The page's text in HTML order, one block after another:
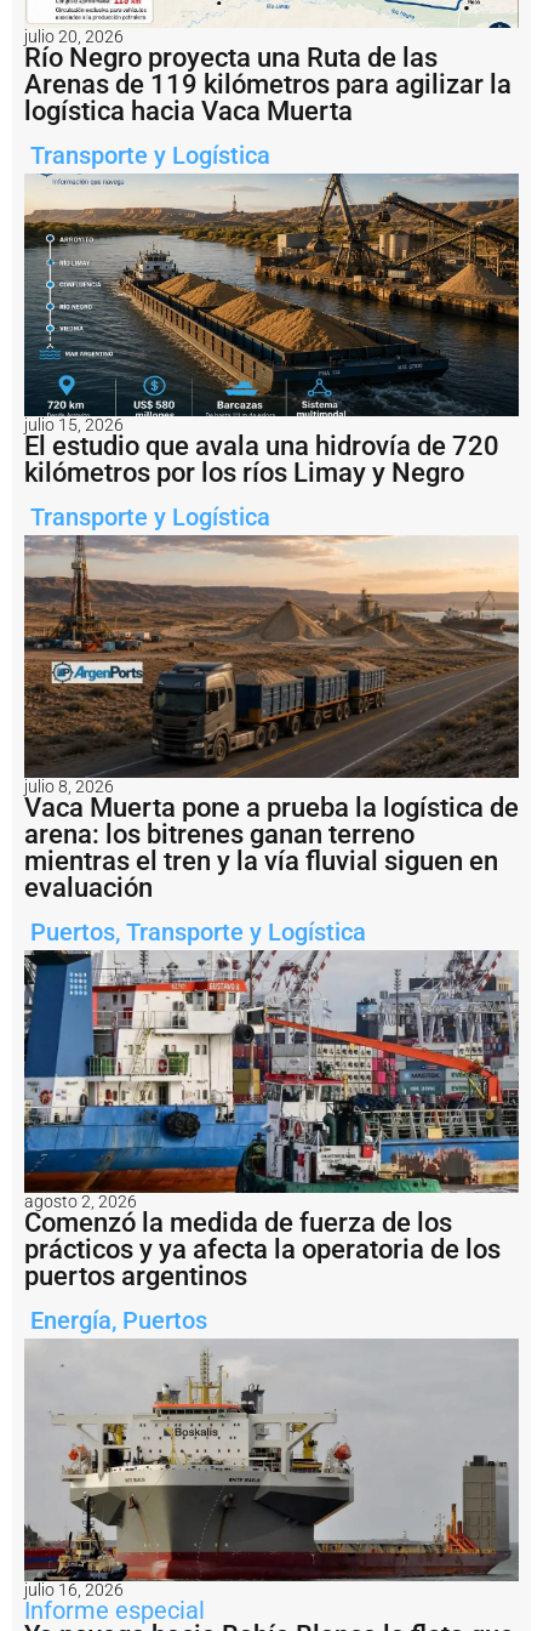
ti
v
a
c
i
n
d
e
l
a
h
i
s
t
ó
ri
a
T
e
r
m
i
n
a
l
I
d
e
l
P
u
e
r
t
o
V
il
l
a
C
o
n
s
ti
c
i
ó
n
t
r
a
s
c
a
i
7
e
r
t
o
M
julio 20, 2026
Río Negro proyecta una Ruta de las
Arenas de 119 kilómetros para agilizar la
logística hacia Vaca Muerta
Transporte y Logística
julio 15, 2026
El estudio que avala una hidrovía de 720
kilómetros por los ríos Limay y Negro
Transporte y Logística
julio 8, 2026
Vaca Muerta pone a prueba la logística de
arena: los bitrenes ganan terreno
mientras el tren y la vía fluvial siguen en
evaluación
Puertos, Transporte y Logística
agosto 2, 2026
Comenzó la medida de fuerza de los
prácticos y ya afecta la operatoria de los
puertos argentinos
Energía, Puertos
julio 16, 2026
Informe especial